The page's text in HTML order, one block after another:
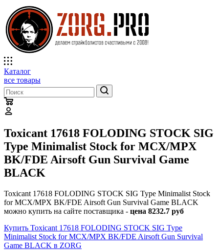
Каталог
все товары
Toxicant 17618 FOLODING STOCK SIG
Type Minimalist Stock for MCX/MPX
BK/FDE Airsoft Gun Survival Game
BLACK
Toxicant 17618 FOLODING STOCK SIG Type Minimalist Stock
for MCX/MPX BK/FDE Airsoft Gun Survival Game BLACK
можно купить на сайте поставщика - цена 8232.7 руб
Купить Toxicant 17618 FOLODING STOCK SIG Type
Minimalist Stock for MCX/MPX BK/FDE Airsoft Gun Survival
Game BLACK в ZORG